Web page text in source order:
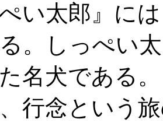
ぺい太郎』に
。しっぺい
名犬である
行念という